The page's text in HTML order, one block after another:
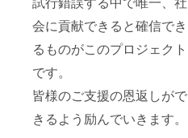
会に貢献できると確信でき
るものがこのプロジェクト
です。
皆様のご支援の恩返しがで
きるよう励んでいきます。